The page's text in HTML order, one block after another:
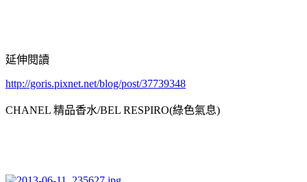
延伸閱讀
http://goris.pixnet.net/blog/post/37739348
CHANEL 精品香水/BEL RESPIRO(綠色氣息)